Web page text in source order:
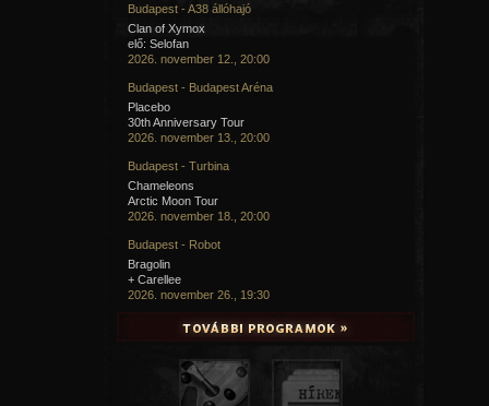
Budapest - A38 állóhajó
Clan of Xymox
elő: Selofan
2026. november 12., 20:00
Budapest - Budapest Aréna
Placebo
30th Anniversary Tour
2026. november 13., 20:00
Budapest - Turbina
Chameleons
Arctic Moon Tour
2026. november 18., 20:00
Budapest - Robot
Bragolin
+ Carellee
2026. november 26., 19:30